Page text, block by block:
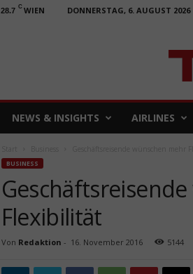
28.7 C WIEN DONNERSTAG, 6. AUGUST 2026
NEWS & INSIGHTS AIRLINES
BUSINESS
Flexibilität
Von Redaktion - 16. November 2016 5144